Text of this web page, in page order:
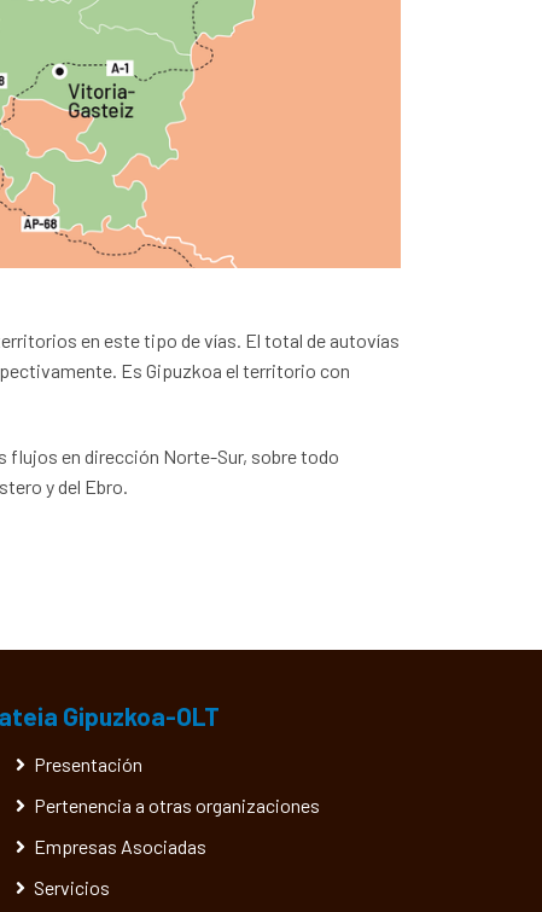
en este tipo de vías. El total de autovías
Es Gipuzkoa el territorio con
flujos en dirección Norte-Sur, sobre todo
y del Ebro.
ateia Gipuzkoa-OLT
Presentación
Pertenencia a otras organizaciones
Empresas Asociadas
Servicios